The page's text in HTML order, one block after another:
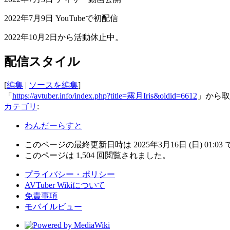
2022年7月9日 YouTubeで初配信
2022年10月2日から活動休止中。
配信スタイル
[編集 | ソースを編集]
「 https://avtuber.info/index.php?title=霧月Iris&oldid=6612 」から
カテゴリ :
わんだーらすと
このページの最終更新日時は 2025年3月16日 (日) 01:03
このページは 1,504 回閲覧されました。
プライバシー・ポリシー
AVTuber Wikiについて
免責事項
モバイルビュー